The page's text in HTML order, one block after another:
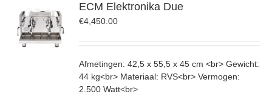
ECM Elektronika Due
€4,450.00
Afmetingen: 42,5 x 55,5 x 45 cm <br> Gewicht:
44 kg<br> Materiaal: RVS<br> Vermogen:
2.500 Watt<br>